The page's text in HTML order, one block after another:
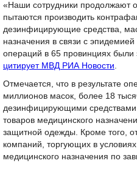
«Наши сотрудники продолжают
пытаются производить
дезинфицирующие средства,
назначения в связи с
операций в 65 провинциях были
цитирует МВД РИА Новости.
Отмечается, что в результате
миллионов масок, более 18
дезинфицирующими средствами
товаров медицинского
защитной одежды. Кроме того,
компаний, торгующих в
медицинского назначения по